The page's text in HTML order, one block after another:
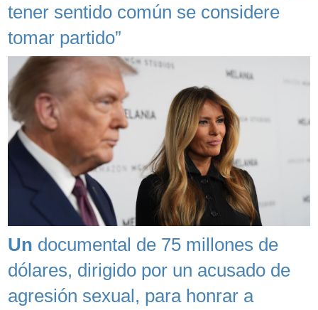
tener sentido común se considere
tomar partido”
Un documental de 75 millones de
dólares, dirigido por un acusado de
agresión sexual, para honrar a